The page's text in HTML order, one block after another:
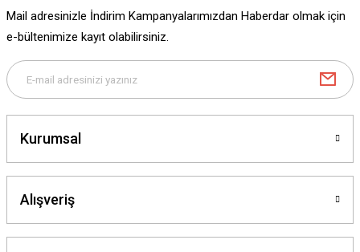
Bu ürüne benzer farklı alternatifler olmalı.
Mail adresinizle İndirim Kampanyalarımızdan Haberdar olmak için
e-bültenimize kayıt olabilirsiniz.
Kurumsal
Alışveriş